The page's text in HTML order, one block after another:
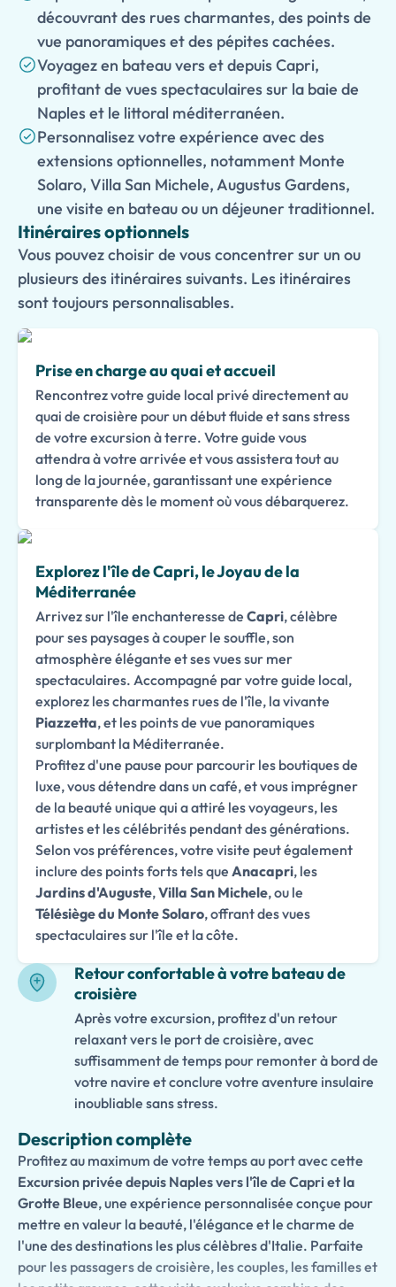
découvrant des rues charmantes, des points de
vue panoramiques et des pépites cachées.
Voyagez en bateau vers et depuis Capri,
profitant de vues spectaculaires sur la baie de
Naples et le littoral méditerranéen.
Personnalisez votre expérience avec des
extensions optionnelles, notamment Monte
Solaro, Villa San Michele, Augustus Gardens,
une visite en bateau ou un déjeuner traditionnel.
Itinéraires optionnels
Vous pouvez choisir de vous concentrer sur un ou
plusieurs des itinéraires suivants. Les itinéraires
sont toujours personnalisables.
Prise en charge au quai et accueil
Rencontrez votre guide local privé directement au
quai de croisière pour un début fluide et sans stress
de votre excursion à terre. Votre guide vous
attendra à votre arrivée et vous assistera tout au
long de la journée, garantissant une expérience
transparente dès le moment où vous débarquerez.
Explorez l'île de Capri, le Joyau de la
Méditerranée
Arrivez sur l'île enchanteresse de Capri, célèbre
pour ses paysages à couper le souffle, son
atmosphère élégante et ses vues sur mer
spectaculaires. Accompagné par votre guide local,
explorez les charmantes rues de l'île, la vivante
Piazzetta, et les points de vue panoramiques
surplombant la Méditerranée.
Profitez d'une pause pour parcourir les boutiques de
luxe, vous détendre dans un café, et vous imprégner
de la beauté unique qui a attiré les voyageurs, les
artistes et les célébrités pendant des générations.
Selon vos préférences, votre visite peut également
inclure des points forts tels que Anacapri, les
Jardins d'Auguste,Villa San Michele, ou le
Télésiège du Monte Solaro, offrant des vues
spectaculaires sur l'île et la côte.
Retour confortable à votre bateau de
croisière
Après votre excursion, profitez d'un retour
relaxant vers le port de croisière, avec
suffisamment de temps pour remonter à bord de
votre navire et conclure votre aventure insulaire
inoubliable sans stress.
Description complète
Profitez au maximum de votre temps au port avec cette
Excursion privée depuis Naples vers l'île de Capri et la
Grotte Bleue, une expérience personnalisée conçue pour
mettre en valeur la beauté, l'élégance et le charme de
l'une des destinations les plus célèbres d'Italie. Parfaite
pour les passagers de croisière, les couples, les familles et